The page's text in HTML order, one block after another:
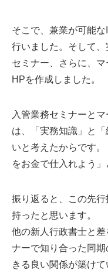
そこで、兼業が可能
行いました。そして
セミナー、さらに、マ
HPを作成しました。
入管業務セミナーと
は、「実務知識」と
いと考えたからです
をお金で仕入れよう」
振り返ると、この先
持ったと思います。
他の新人行政書士と
ナーで知り合った同
きる良い関係が築けて